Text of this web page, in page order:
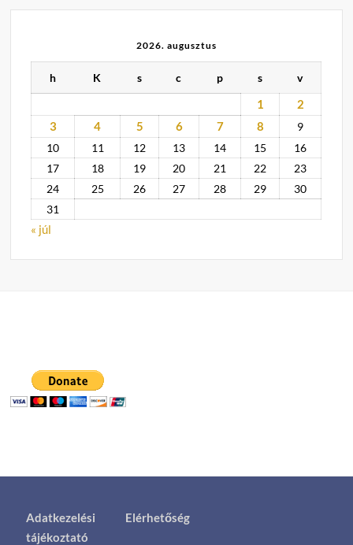
2026. augusztus
h K s c p s v
1
2
3
4 5 6 7 8
9
10
11 12 13 14 15
16
17
18 19 20 21 22
23
24
25 26 27 28 29
30
31
« júl
Adatkezelési
tájékoztató
Elérhetőség